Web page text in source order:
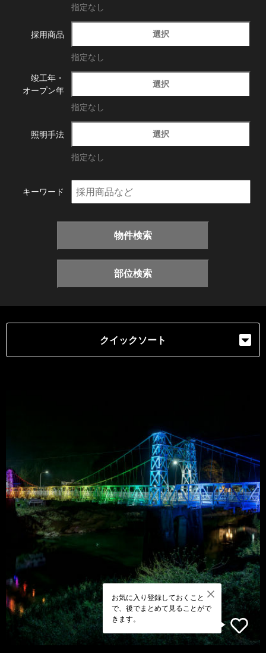
指定なし
採用商品 選択
指定なし
竣工年・
オープン年
選択
指定なし
照明手法 選択
指定なし
キーワード
物件検索
部位検索
クイックソート
お気に入り登録しておくこと
で、後でまとめて見ることがで
きます。